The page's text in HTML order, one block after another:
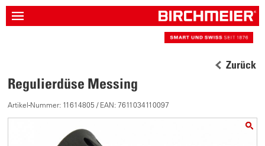
Zurück
Regulierdüse Messing
Artikel-Nummer: 11614805 / EAN: 7611034110097